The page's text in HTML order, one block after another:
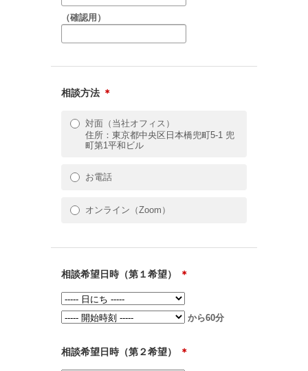
（確認用）
相談方法 ＊
対面（当社オフィス）
住所：東京都中央区日本橋兜町5-1 兜
町第1平和ビル
お電話
オンライン（Zoom）
相談希望日時（第１希望） ＊
から60分
相談希望日時（第２希望） ＊